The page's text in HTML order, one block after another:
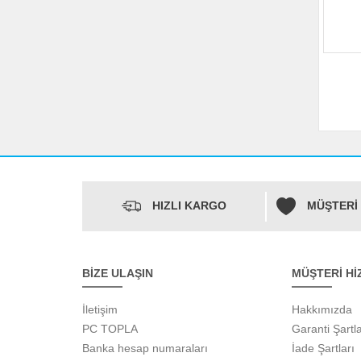
HIZLI KARGO
BİZE ULAŞIN
İletişim
PC TOPLA
Banka hesap numaraları
MÜŞTERİ
Hakkımızda
Garanti
İade Şartları